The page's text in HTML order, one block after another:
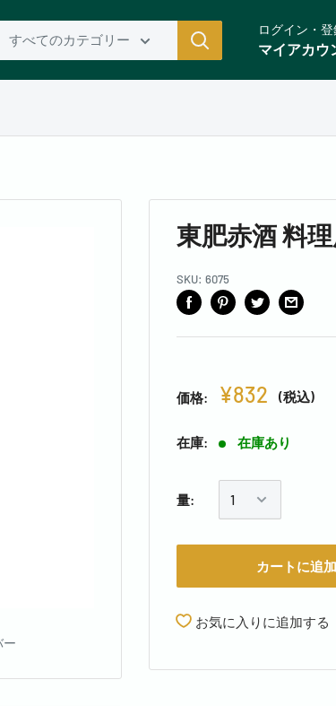
すべてのカテゴリー
ログイン・
マイアカウ
ー
東肥赤酒 料
SKU: 6075
価格: ¥832 (税込)
在庫: 在庫あり
量:
カートに追
お気に入りに追加する